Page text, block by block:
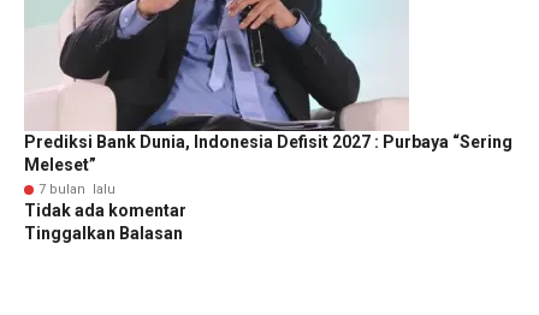
Prediksi Bank Dunia, Indonesia Defisit 2027 : Purbaya “Sering
Meleset”
7 bulan lalu
Tidak ada komentar
Tinggalkan Balasan